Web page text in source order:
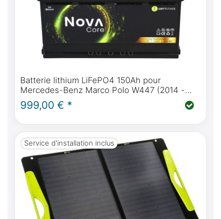
Batterie lithium LiFePO4 150Ah pour
Mercedes-Benz Marco Polo W447 (2014 -
aujourd'hui) & W639 (2004 - 2014) |
WATTSTUNDE® NOVA Core 150Ah
999,00 € *
Service d'installation inclus